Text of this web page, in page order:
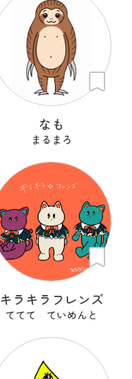
なも
まるまろ
キラキラフレンズ
ててて ていめんと